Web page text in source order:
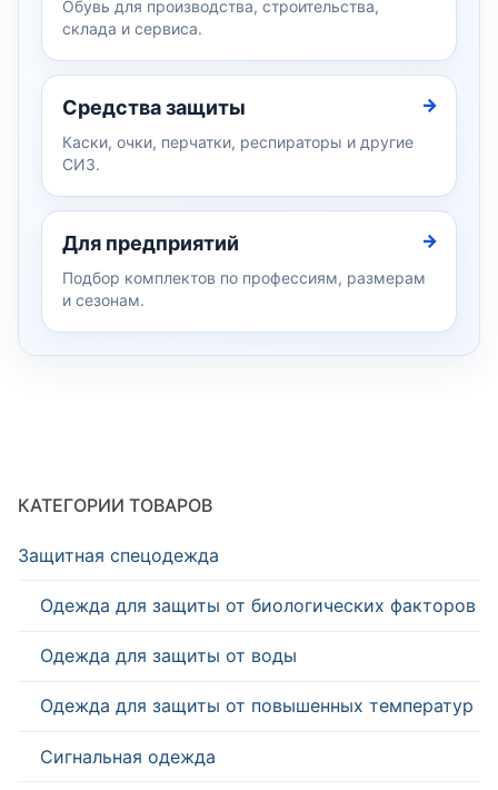
Обувь для производства, строительства,
склада и сервиса.
Средства защиты
Каски, очки, перчатки, респираторы и другие
СИЗ.
Для предприятий
Подбор комплектов по профессиям, размерам
и сезонам.
КАТЕГОРИИ ТОВАРОВ
Защитная спецодежда
Одежда для защиты от биологических факторов
Одежда для защиты от воды
Одежда для защиты от повышенных температур
Сигнальная одежда